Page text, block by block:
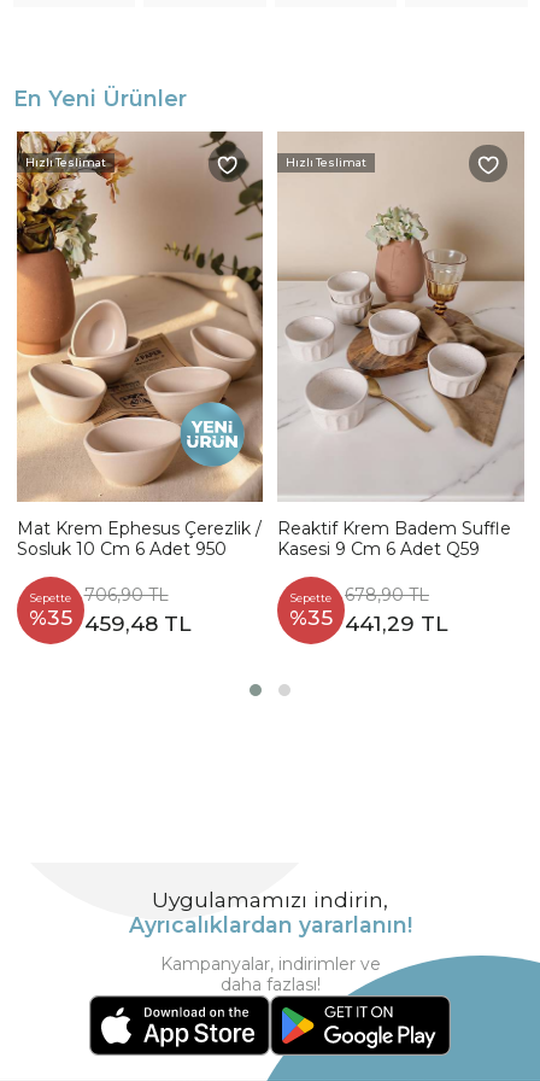
En Yeni Ürünler
Hızlı Teslimat
Mat Krem Ephesus Çerezlik /
Sosluk 10 Cm 6 Adet 950
Sepette
%35
706,90 TL
459,48 TL
Hızlı Teslimat
Reaktif Krem Badem Suffle
Kasesi 9 Cm 6 Adet Q59
Sepette
%35
678,90 TL
441,29 TL
Uygulamamızı indirin,
Ayrıcalıklardan yararlanın!
Kampanyalar, indirimler ve
daha fazlası!